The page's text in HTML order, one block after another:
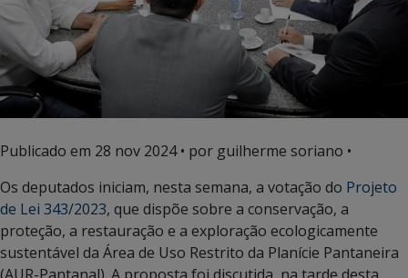
Publicado em 28 nov 2024• por guilherme soriano •
Os deputados iniciam, nesta semana, a votação do Projeto
de Lei 343/2023, que dispõe sobre a conservação, a
proteção, a restauração e a exploração ecologicamente
sustentável da Área de Uso Restrito da Planície Pantaneira